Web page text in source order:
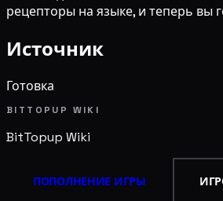
рецепторы на языке, и теперь вы
Источник
Готовка
BITTOPUP WIKI
BitTopup Wiki
ПОПОЛНЕНИЕ ИГРЫ